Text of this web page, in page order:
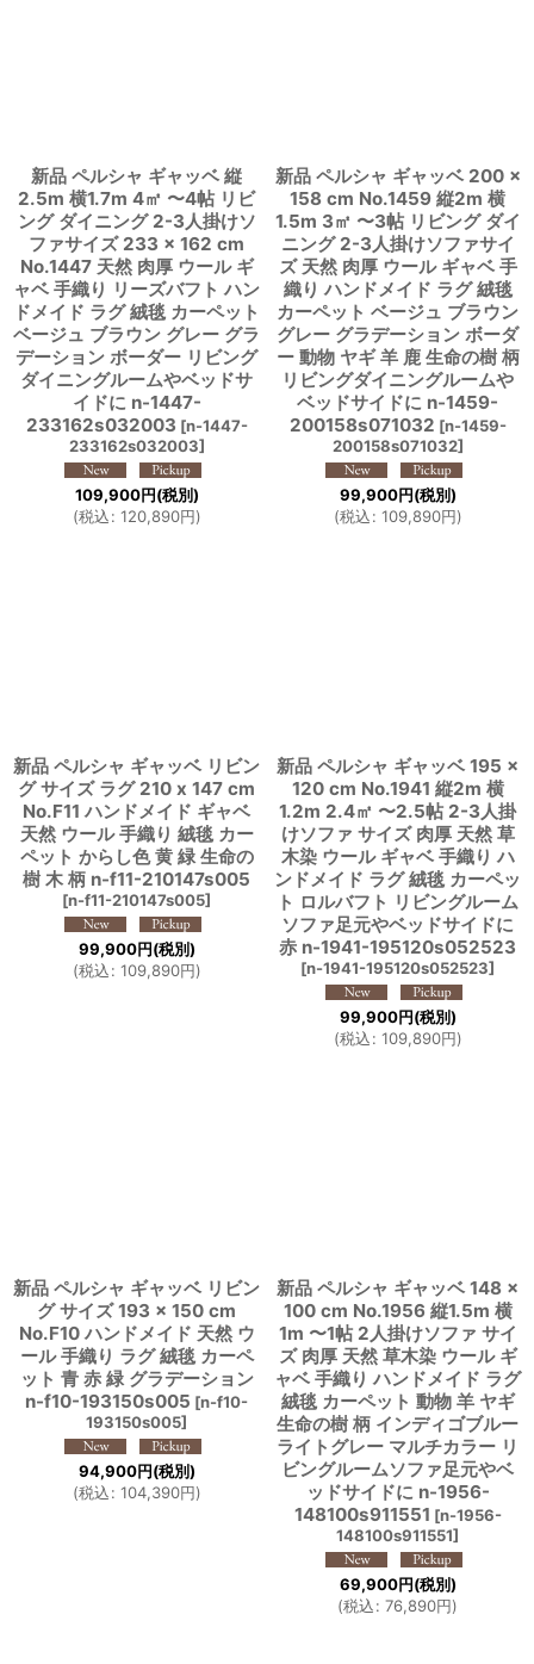
新品 ペルシャ ギャッベ 縦
2.5m 横1.7m 4㎡ 〜4帖 リビ
ング ダイニング 2-3人掛けソ
ファサイズ 233 × 162 cm
No.1447 天然 肉厚 ウール ギ
ャベ 手織り リーズバフト ハン
ドメイド ラグ 絨毯 カーペット
ベージュ ブラウン グレー グラ
デーション ボーダー リビング
ダイニングルームやベッドサ
イドに n-1447-
233162s032003 [n-1447-
233162s032003]
109,900円(税別)
(税込: 120,890円)
新品 ペルシャ ギャッベ 200 ×
158 cm No.1459 縦2m 横
1.5m 3㎡ 〜3帖 リビング ダイ
ニング 2-3人掛けソファサイ
ズ 天然 肉厚 ウール ギャベ 手
織り ハンドメイド ラグ 絨毯
カーペット ベージュ ブラウン
グレー グラデーション ボーダ
ー 動物 ヤギ 羊 鹿 生命の樹 柄
リビングダイニングルームや
ベッドサイドに n-1459-
200158s071032 [n-1459-
200158s071032]
99,900円(税別)
(税込: 109,890円)
新品 ペルシャ ギャッベ リビン
グ サイズ ラグ 210 x 147 cm
No.F11 ハンドメイド ギャベ
天然 ウール 手織り 絨毯 カー
ペット からし色 黄 緑 生命の
樹 木 柄 n-f11-210147s005
[n-f11-210147s005]
99,900円(税別)
(税込: 109,890円)
新品 ペルシャ ギャッベ 195 ×
120 cm No.1941 縦2m 横
1.2m 2.4㎡ 〜2.5帖 2-3人掛
けソファ サイズ 肉厚 天然 草
木染 ウール ギャベ 手織り ハ
ンドメイド ラグ 絨毯 カーペッ
ト ロルバフト リビングルーム
ソファ足元やベッドサイドに
赤 n-1941-195120s052523
[n-1941-195120s052523]
99,900円(税別)
(税込: 109,890円)
新品 ペルシャ ギャッベ リビン
グ サイズ 193 × 150 cm
No.F10 ハンドメイド 天然 ウ
ール 手織り ラグ 絨毯 カーペ
ット 青 赤 緑 グラデーション
n-f10-193150s005 [n-f10-
193150s005]
94,900円(税別)
(税込: 104,390円)
新品 ペルシャ ギャッベ 148 ×
100 cm No.1956 縦1.5m 横
1m 〜1帖 2人掛けソファ サイ
ズ 肉厚 天然 草木染 ウール ギ
ャベ 手織り ハンドメイド ラグ
絨毯 カーペット 動物 羊 ヤギ
生命の樹 柄 インディゴブルー
ライトグレー マルチカラー リ
ビングルームソファ足元やベ
ッドサイドに n-1956-
148100s911551 [n-1956-
148100s911551]
69,900円(税別)
(税込: 76,890円)